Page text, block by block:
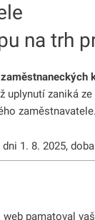
pamatoval
na trh
uplynutí zaniká ze
zaměstnavatele.
1. 8. 2025,
po 2. 8. 2025,
naleznetezde.